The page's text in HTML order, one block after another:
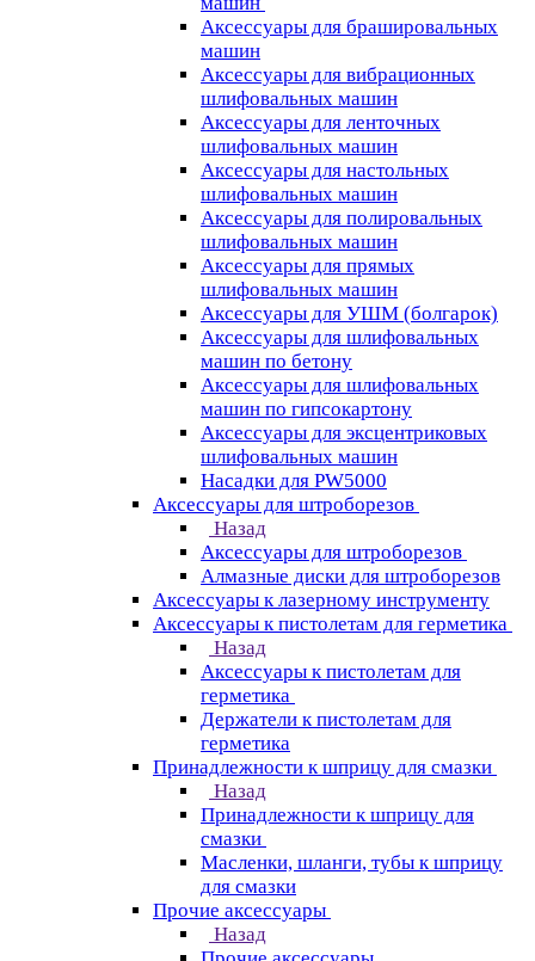
Аксессуары для брашировальных
машин
Аксессуары для вибрационных
шлифовальных машин
Аксессуары для ленточных
шлифовальных машин
Аксессуары для настольных
шлифовальных машин
Аксессуары для полировальных
шлифовальных машин
Аксессуары для прямых
шлифовальных машин
Аксессуары для УШМ (болгарок)
Аксессуары для шлифовальных
машин по бетону
Аксессуары для шлифовальных
машин по гипсокартону
Аксессуары для эксцентриковых
шлифовальных машин
Насадки для PW5000
Аксессуары для штроборезов
Назад
Аксессуары для штроборезов
Алмазные диски для штроборезов
Аксессуары к лазерному инструменту
Аксессуары к пистолетам для герметика
Назад
Аксессуары к пистолетам для
герметика
Держатели к пистолетам для
герметика
Принадлежности к шприцу для смазки
Назад
Принадлежности к шприцу для
смазки
Масленки, шланги, тубы к шприцу
для смазки
Прочие аксессуары
Назад